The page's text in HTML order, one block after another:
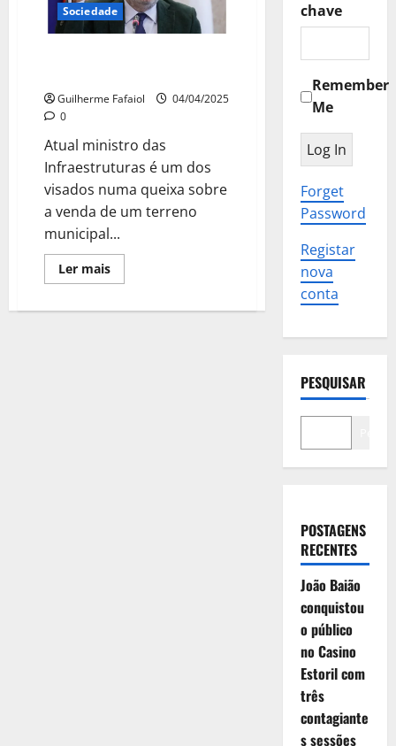
Sociedade
Guilherme Fafaiol
04/04/2025
0
Atual ministro das
Infraestruturas é um dos
visados numa queixa sobre
a venda de um terreno
municipal...
Ler maisLeia
mais
investiga
chave
Remember
Me
Forget
Password
Registar
nova
conta
PESQUISAR
POSTAGENS
RECENTES
João Baião
conquistou
o público
no Casino
Estoril com
três
contagiante
s sessões